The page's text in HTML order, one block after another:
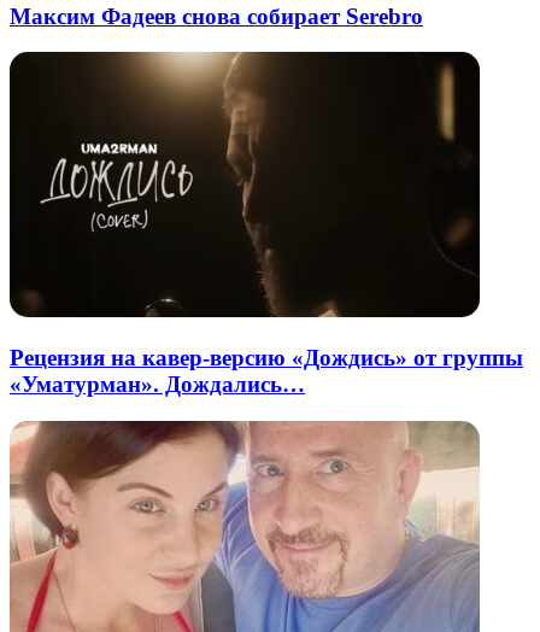
Максим Фадеев снова собирает Serebro
Рецензия на кавер-версию «Дождись» от группы
«Уматурман». Дождались…